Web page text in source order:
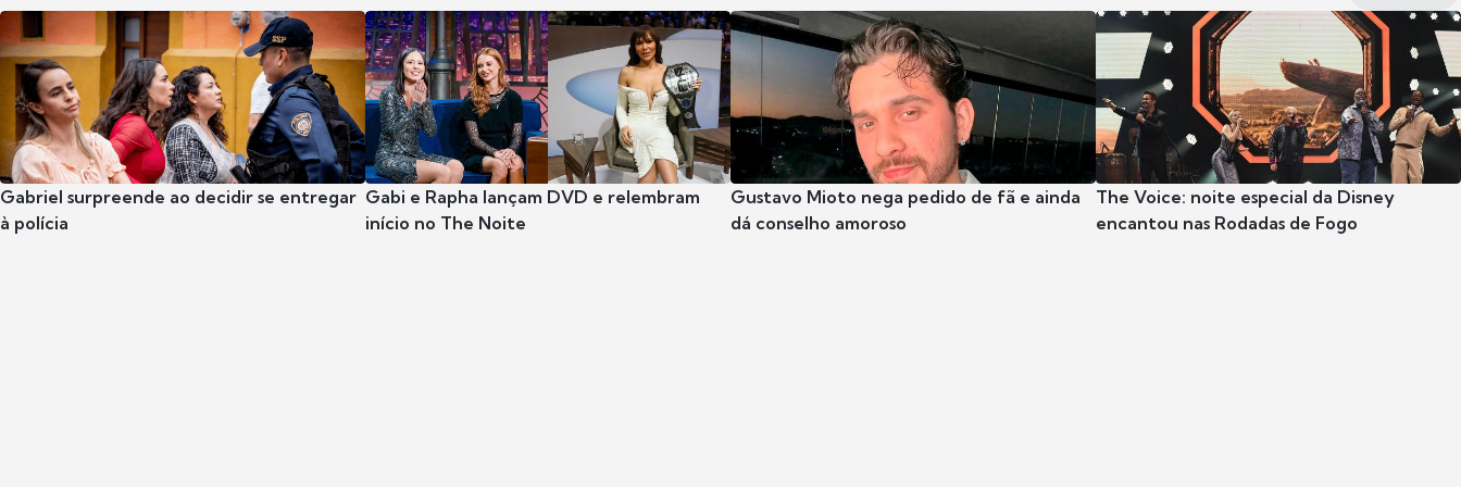
Gabriel surpreende ao decidir se entregar
à polícia
Gabi e Rapha lançam DVD e relembram
início no The Noite
Gustavo Mioto nega pedido de fã e ainda
dá conselho amoroso
The Voice: noite especial da Disney
encantou nas Rodadas de Fogo